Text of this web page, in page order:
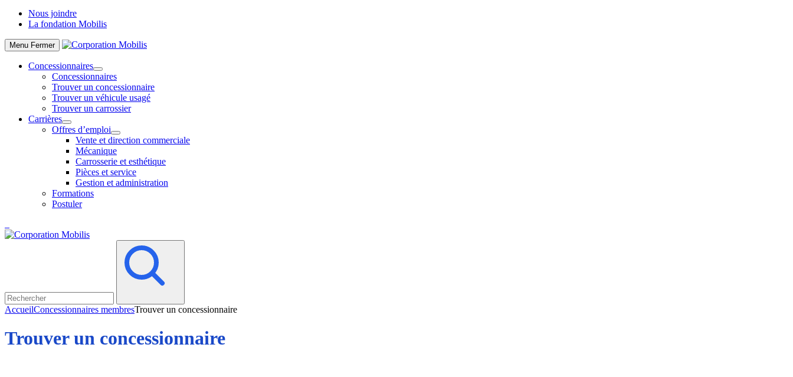
Nous joindre
La fondation Mobilis
Menu Fermer
Concessionnaires
Concessionnaires
Trouver un concessionnaire
Trouver un véhicule usagé
Trouver un carrossier
Carrières
Offres d’emploi
Vente et direction commerciale
Mécanique
Carrosserie et esthétique
Pièces et service
Gestion et administration
Formations
Postuler
AccueilConcessionnaires membresTrouver un concessionnaire
Trouver un concessionnaire